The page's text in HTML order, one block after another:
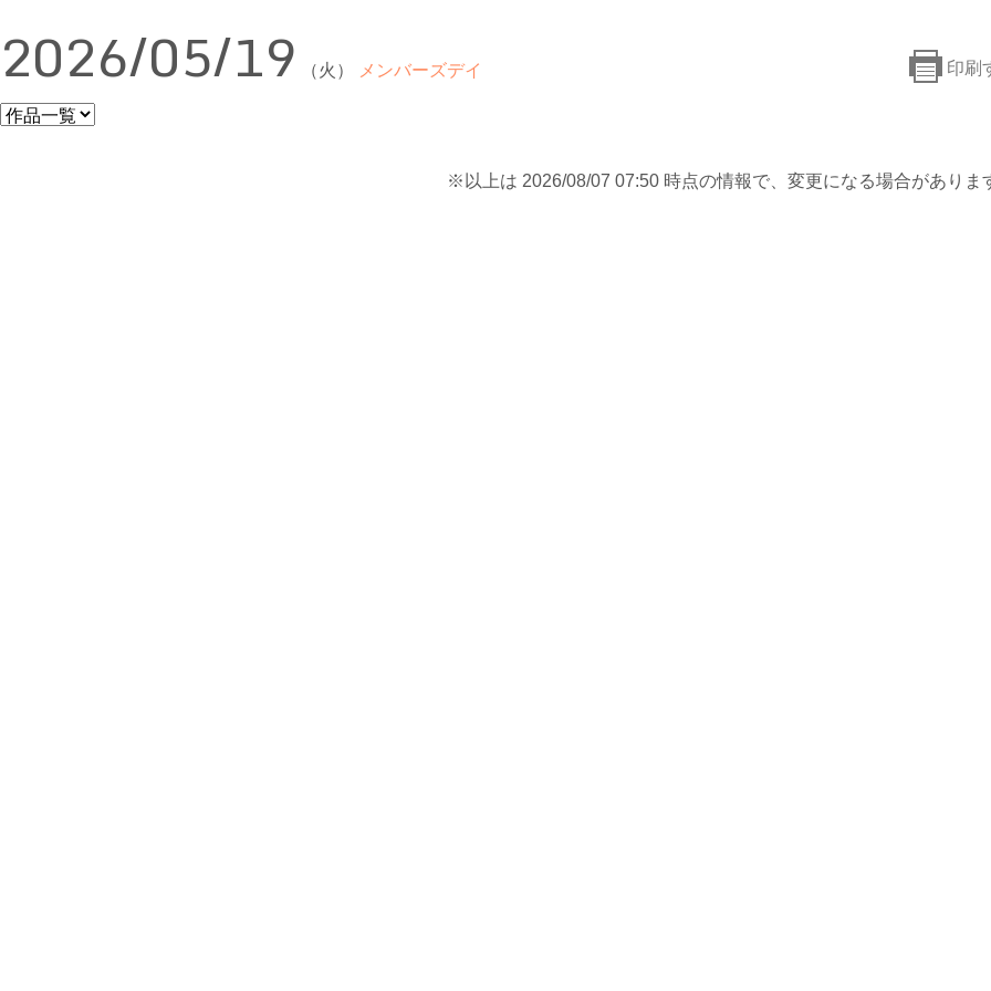
印刷
2026/05/19 （火） メンバーズデイ
※以上は 2026/08/07 07:50 時点の情報で、変更になる場合がありま